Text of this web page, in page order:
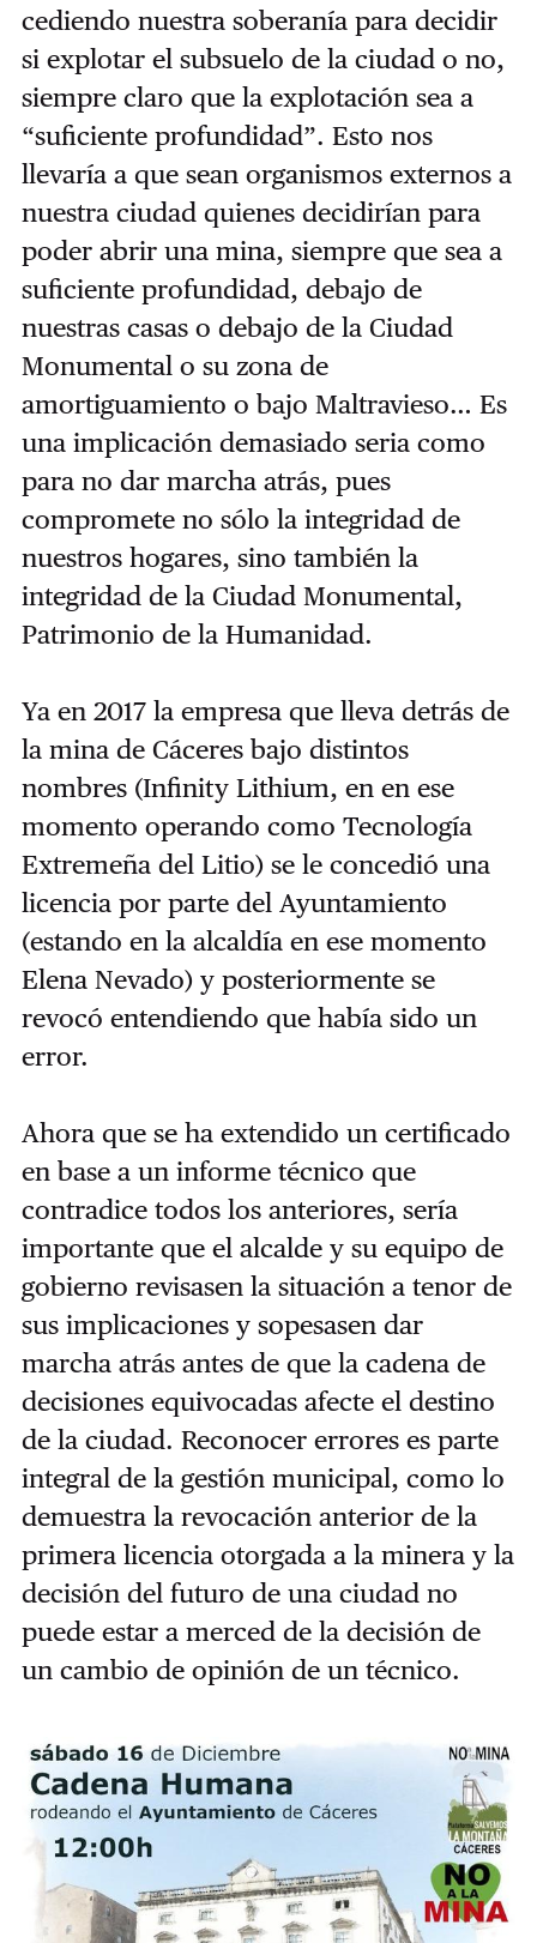
cediendo nuestra soberanía para decidir
si explotar el subsuelo de la ciudad o no,
siempre claro que la explotación sea a
“suficiente profundidad”. Esto nos
llevaría a que sean organismos externos a
nuestra ciudad quienes decidirían para
poder abrir una mina, siempre que sea a
suficiente profundidad, debajo de
nuestras casas o debajo de la Ciudad
Monumental o su zona de
amortiguamiento o bajo Maltravieso… Es
una implicación demasiado seria como
para no dar marcha atrás, pues
compromete no sólo la integridad de
nuestros hogares, sino también la
integridad de la Ciudad Monumental,
Patrimonio de la Humanidad.
Ya en 2017 la empresa que lleva detrás de
la mina de Cáceres bajo distintos
nombres (Infinity Lithium, en en ese
momento operando como Tecnología
Extremeña del Litio) se le concedió una
licencia por parte del Ayuntamiento
(estando en la alcaldía en ese momento
Elena Nevado) y posteriormente se
revocó entendiendo que había sido un
error.
Ahora que se ha extendido un certificado
en base a un informe técnico que
contradice todos los anteriores, sería
importante que el alcalde y su equipo de
gobierno revisasen la situación a tenor de
sus implicaciones y sopesasen dar
marcha atrás antes de que la cadena de
decisiones equivocadas afecte el destino
de la ciudad. Reconocer errores es parte
integral de la gestión municipal, como lo
demuestra la revocación anterior de la
primera licencia otorgada a la minera y la
decisión del futuro de una ciudad no
puede estar a merced de la decisión de
un cambio de opinión de un técnico.